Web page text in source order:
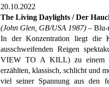
20.10.2022
The Living Daylights / Der
(John Glen, GB/USA 1987) – Blu-
In der Konzentration liegt die
ausschweifenden Reigen
VIEW TO A KILL) zu einem
erzählten, klassisch, schlicht und
viel seiner Spannung aus den